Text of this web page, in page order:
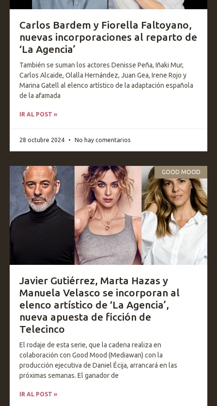
Carlos Bardem y Fiorella Faltoyano,
nuevas incorporaciones al reparto de
‘La Agencia’
También se suman los actores Denisse Peña, Iñaki Mur,
Carlos Alcaide, Olalla Hernández, Juan Gea, Irene Rojo y
Marina Gatell al elenco artístico de la adaptación española
de la afamada
IR AL POST »
28 octubre 2024 No hay comentarios
GOOD MOOD
Javier Gutiérrez, Marta Hazas y
Manuela Velasco se incorporan al
elenco artístico de ‘La Agencia’,
nueva apuesta de ficción de
Telecinco
El rodaje de esta serie, que la cadena realiza en
colaboración con Good Mood (Mediawan) con la
producción ejecutiva de Daniel Écija, arrancará en las
próximas semanas. El ganador de
IR AL POST »